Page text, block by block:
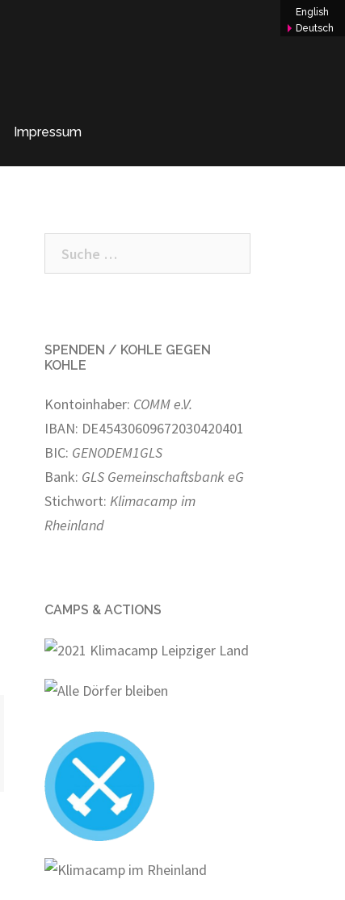
Deutsch
English
Impressum
nach:
SPENDEN / KOHLE GEGEN
KOHLE
Kontoinhaber: COMM e.V.
IBAN: DE45430609672030420401
BIC: GENODEM1GLS
Bank: GLS Gemeinschaftsbank eG
Stichwort: Klimacamp im
Rheinland
CAMPS & ACTIONS